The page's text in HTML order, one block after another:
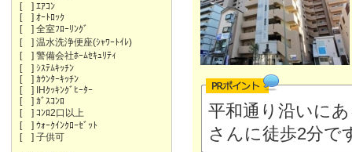
[ ] ｴｱｺﾝ
[ ] ｵｰﾄﾛｯｸ
[ ] 全室ﾌﾛｰﾘﾝｸﾞ
[ ] 温水洗浄便座(ｼｬﾜｰﾄｲﾚ)
[ ] 警備会社ﾎｰﾑｾｷｭﾘﾃｨ
[ ] ｼｽﾃﾑｷｯﾁﾝ
[ ] ｶｳﾝﾀｰｷｯﾁﾝ
[ ] IHｸｯｷﾝｸﾞﾋｰﾀｰ
[ ] ｶﾞｽｺﾝﾛ
[ ] ｺﾝﾛ2口以上
[ ] ｳｫｰｸｲﾝｸﾛｰｾﾞｯﾄ
[ ] 子供可
平和通り沿いに
さんに徒歩2分で